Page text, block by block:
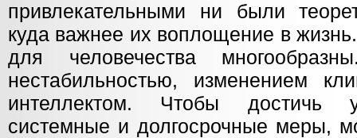
привлекательными ни были
куда важнее их воплощение в
для человечества
нестабильностью, изменением
интеллектом. Чтобы достичь
системные и долгосрочные меры,